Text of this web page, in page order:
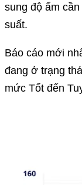
sung độ ẩm
suất.
Báo cáo mới
đang ở trạng
mức Tốt đến